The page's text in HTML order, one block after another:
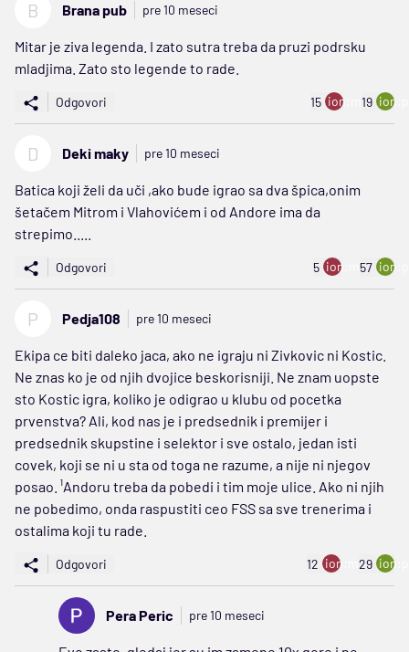
B Brana pub pre 10 meseci
Mitar je ziva legenda. I zato sutra treba da pruzi podrsku
mladjima. Zato sto legende to rade.
Odgovori 15 ion:minus
19
D Deki maky pre 10 meseci
Batica koji želi da uči ,ako bude igrao sa dva špica,onim
šetačem Mitrom i Vlahovićem i od Andore ima da
strepimo.....
Odgovori 5 ion:minus
57
P Pedja108 pre 10 meseci
Ekipa ce biti daleko jaca, ako ne igraju ni Zivkovic ni Kostic.
Ne znas ko je od njih dvojice beskorisniji. Ne znam uopste
sto Kostic igra, koliko je odigrao u klubu od pocetka
prvenstva? Ali, kod nas je i predsednik i premijer i
predsednik skupstine i selektor i sve ostalo, jedan isti
covek, koji se ni u sta od toga ne razume, a nije ni njegov
posao. ¹Andoru treba da pobedi i tim moje ulice. Ako ni njih
ne pobedimo, onda raspustiti ceo FSS sa sve trenerima i
ostalima koji tu rade.
Odgovori 12 ion:minus
29
Pera Peric pre 10 meseci